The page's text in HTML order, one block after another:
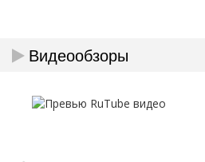
Видеообзоры